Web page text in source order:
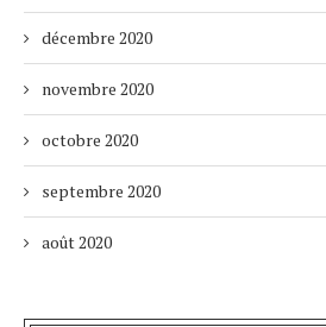
décembre 2020
novembre 2020
octobre 2020
septembre 2020
août 2020